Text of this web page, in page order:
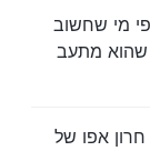
מי שחשוב
שהוא מתעב
אפו של